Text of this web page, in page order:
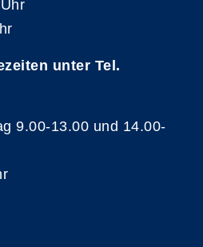
unter Tel.
9.00-13.00 und 14.00-